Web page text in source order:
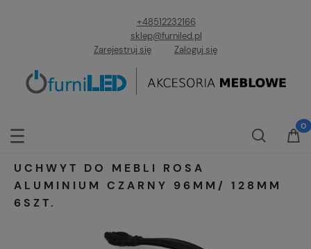
+48512232166
sklep@furniled.pl
Zarejestruj się
Zaloguj się
UCHWYT DO MEBLI ROSA
ALUMINIUM CZARNY 96MM/ 128MM
6SZT.